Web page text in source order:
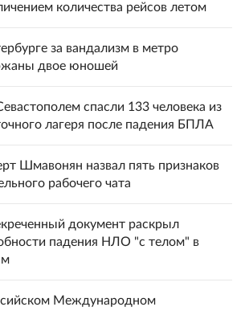
количества рейсов летом
за вандализм в метро
двое юношей
спасли 133 человека из
лагеря после падения БПЛА
Шмавонян назвал пять признаков
рабочего чата
документ раскрыл
падения НЛО "с телом" в
м
Международном